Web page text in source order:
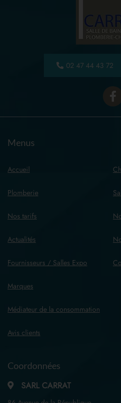
02 47 44 43 72
Menus
Accueil
Plomberie
Nos tarifs
Actualités
Fournisseurs / Salles Expo
Marques
Médiateur de la consommation
Avis clients
Coordonnées
SARL CARRAT